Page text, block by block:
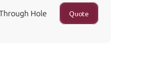
Hole Quote